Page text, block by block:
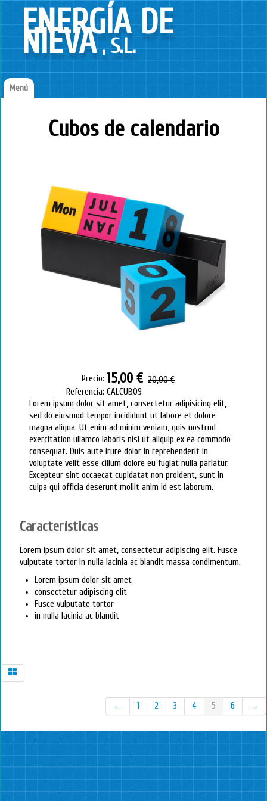
ENERGÍA DE
NIEVA, S.L.
Menú
¿Quienes somos?Cubos de calendario
Precio: 15,00 € 20,00 €
Referencia: CALCUB09
Lorem ipsum dolor sit amet, consectetur adipisicing elit,
sed do eiusmod tempor incididunt ut labore et dolore
magna aliqua. Ut enim ad minim veniam, quis nostrud
exercitation ullamco laboris nisi ut aliquip ex ea commodo
consequat. Duis aute irure dolor in reprehenderit in
voluptate velit esse cillum dolore eu fugiat nulla pariatur.
Excepteur sint occaecat cupidatat non proident, sunt in
culpa qui officia deserunt mollit anim id est laborum.
Características
Lorem ipsum dolor sit amet, consectetur adipiscing elit. Fusce
vulputate tortor in nulla lacinia ac blandit massa condimentum.
Lorem ipsum dolor sit amet
consectetur adipiscing elit
Fusce vulputate tortor
in nulla lacinia ac blandit
← 1 2 3 4 5 6 →